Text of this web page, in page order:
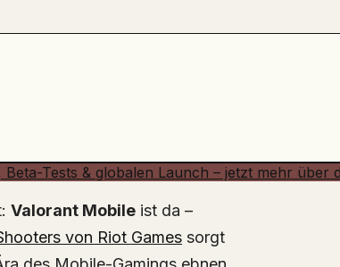
Valorant Mobile ist da –
von Riot Games sorgt